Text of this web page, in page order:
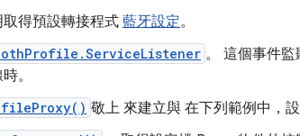
得預設轉接程式 藍牙設定。
。 這個事件
。
敬上 來建立與 在下列範例中，